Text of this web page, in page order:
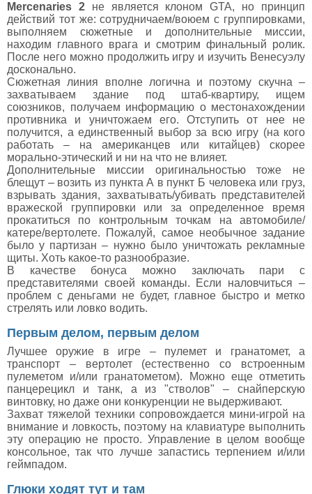
Mercenaries 2не является клоном GTA, но принцип
действий тот же: сотрудничаем/воюем с группировками,
выполняем сюжетные и дополнительные миссии,
находим главного врага и смотрим финальный ролик.
После него можно продолжить игру и изучить Венесуэлу
досконально.
Сюжетная линия вполне логична и поэтому скучна –
захватываем здание под штаб-квартиру, ищем
союзников, получаем информацию о местонахождении
противника и уничтожаем его. Отступить от нее не
получится, а единственный выбор за всю игру (на кого
работать – на американцев или китайцев) скорее
морально-этический и ни на что не влияет.
Дополнительные миссии оригинальностью тоже не
блещут – возить из пункта А в пункт Б человека или груз,
взрывать здания, захватывать/убивать представителей
вражеской группировки или за определенное время
прокатиться по контрольным точкам на автомобиле/
катере/вертолете. Пожалуй, самое необычное задание
было у партизан – нужно было уничтожать рекламные
щиты. Хоть какое-то разнообразие.
В качестве бонуса можно заключать пари с
представителями своей команды. Если наловчиться –
проблем с деньгами не будет, главное быстро и метко
стрелять или ловко водить.
Первым делом, первым делом
Лучшее оружие в игре – пулемет и гранатомет, а
транспорт – вертолет (естественно со встроенным
пулеметом и/или гранатометом). Можно еще отметить
панцерецикл и танк, а из "стволов" – снайперскую
винтовку, но даже они конкуренции не выдерживают.
Захват тяжелой техники сопровождается мини-игрой на
внимание и ловкость, поэтому на клавиатуре выполнить
эту операцию не просто. Управление в целом вообще
консольное, так что лучше запастись терпением и/или
геймпадом.
Глюки ходят тут и там